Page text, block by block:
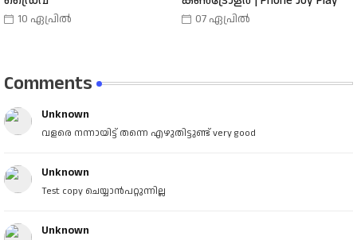
10 ഏപ്രിൽ 07 ഏപ്രിൽ
Comments
Unknown
വളരെ നന്നായിട്ട് തന്നെ എഴുതിട്ടുണ്ട് very good
Unknown
Test copy ചെയ്യാൻപറ്റുന്നില്ല
Unknown